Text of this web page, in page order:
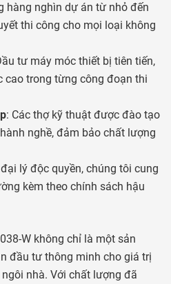
hàng nghìn dự án từ nhỏ đến
thi công cho mọi loại không
tư máy móc thiết bị tiên tiến,
cao trong từng công đoạn thi
: Các thợ kỹ thuật được đào tạo
nghề, đảm bảo chất lượng
lý độc quyền, chúng tôi cung
kèm theo chính sách hậu
W không chỉ là một sản
đầu tư thông minh cho giá trị
nhà. Với chất lượng đã